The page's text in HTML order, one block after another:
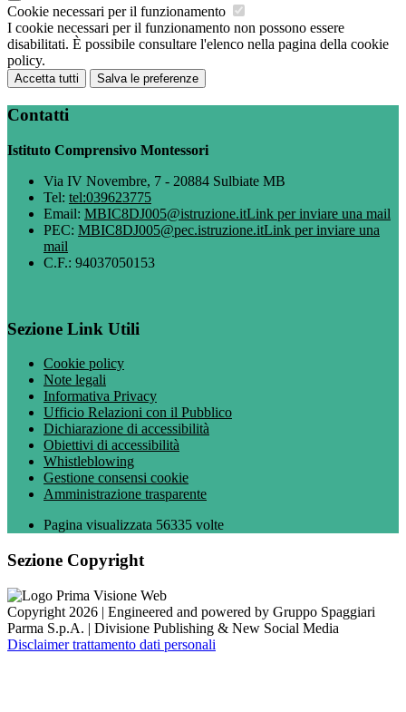
Cookie necessari per il funzionamento
I cookie necessari per il funzionamento non possono essere
disabilitati. È possibile consultare l'elenco nella pagina della cookie
policy.
Accetta tutti Salva le preferenze
Contatti
Istituto Comprensivo Montessori
Via IV Novembre, 7 - 20884 Sulbiate MB
Tel: tel:039623775
Email: MBIC8DJ005@istruzione.itLink per inviare una mail
PEC: MBIC8DJ005@pec.istruzione.itLink per inviare una
mail
C.F.: 94037050153
Sezione Link Utili
Cookie policy
Note legali
Informativa Privacy
Ufficio Relazioni con il Pubblico
Dichiarazione di accessibilità
Obiettivi di accessibilità
Whistleblowing
Gestione consensi cookie
Amministrazione trasparente
Pagina visualizzata 56335 volte
Sezione Copyright
Copyright 2026 | Engineered and powered by Gruppo Spaggiari
Parma S.p.A. | Divisione Publishing & New Social Media
Disclaimer trattamento dati personali